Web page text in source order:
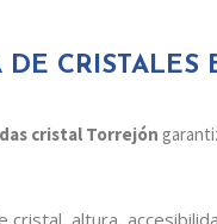
CRISTALES
cristal Torrejón